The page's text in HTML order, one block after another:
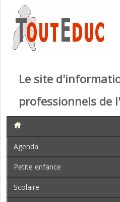
Le site
professionnels de
Agenda
Petite enfance
Scolaire